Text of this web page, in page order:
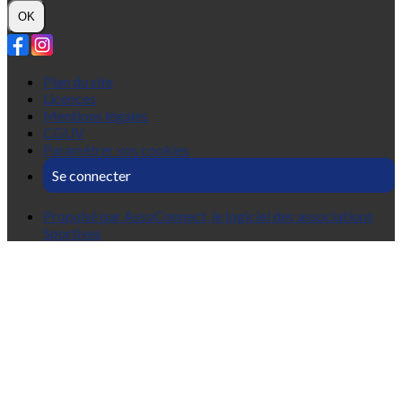
OK
Plan du site
Licences
Mentions légales
CGUV
Paramétrer vos cookies
Se connecter
Propulsé par AssoConnect, le logiciel des associations
Sportives